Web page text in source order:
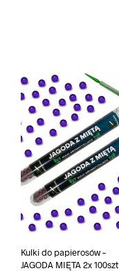
Kulki do papierosów –
JAGODA MIĘTA 2x 100szt